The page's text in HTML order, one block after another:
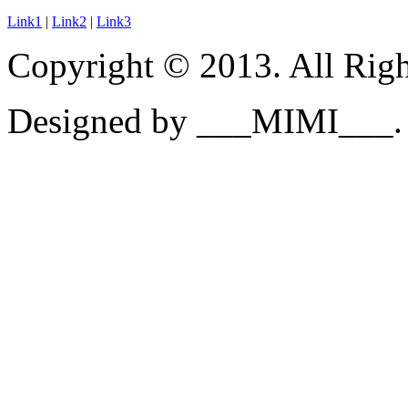
Link1 | Link2 | Link3
Copyright © 2013. All
Designed by ___MIMI___.